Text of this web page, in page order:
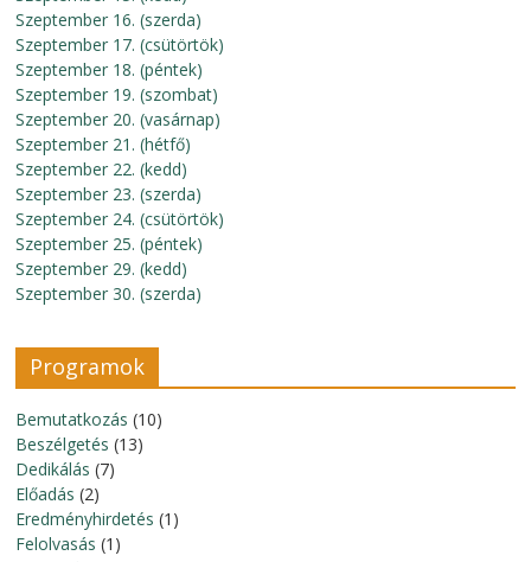
Szeptember 16. (szerda)
Szeptember 17. (csütörtök)
Szeptember 18. (péntek)
Szeptember 19. (szombat)
Szeptember 20. (vasárnap)
Szeptember 21. (hétfő)
Szeptember 22. (kedd)
Szeptember 23. (szerda)
Szeptember 24. (csütörtök)
Szeptember 25. (péntek)
Szeptember 29. (kedd)
Szeptember 30. (szerda)
Programok
Bemutatkozás (10)
Beszélgetés (13)
Dedikálás (7)
Előadás (2)
Eredményhirdetés (1)
Felolvasás (1)